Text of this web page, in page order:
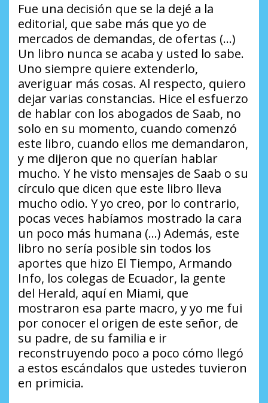
Fue una decisión que se la dejé a la
editorial, que sabe más que yo de
mercados de demandas, de ofertas (…)
Un libro nunca se acaba y usted lo sabe.
Uno siempre quiere extenderlo,
averiguar más cosas. Al respecto, quiero
dejar varias constancias. Hice el esfuerzo
de hablar con los abogados de Saab, no
solo en su momento, cuando comenzó
este libro, cuando ellos me demandaron,
y me dijeron que no querían hablar
mucho. Y he visto mensajes de Saab o su
círculo que dicen que este libro lleva
mucho odio. Y yo creo, por lo contrario,
pocas veces habíamos mostrado la cara
un poco más humana (…) Además, este
libro no sería posible sin todos los
aportes que hizo El Tiempo, Armando
Info, los colegas de Ecuador, la gente
del Herald, aquí en Miami, que
mostraron esa parte macro, y yo me fui
por conocer el origen de este señor, de
su padre, de su familia e ir
reconstruyendo poco a poco cómo llegó
a estos escándalos que ustedes tuvieron
en primicia.